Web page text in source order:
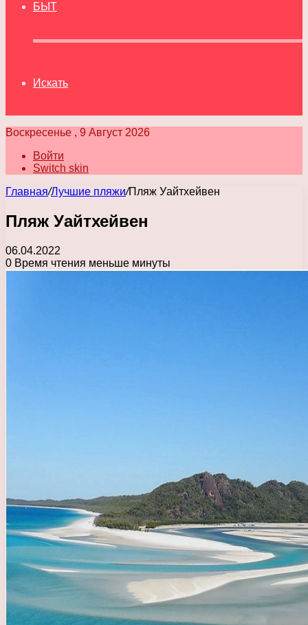
БЫТ
Искать
Воскресенье , 9 Август 2026
Войти
Switch skin
Главная/Лучшие пляжи/Пляж Уайтхейвен
Пляж Уайтхейвен
06.04.2022
0 Время чтения меньше минуты